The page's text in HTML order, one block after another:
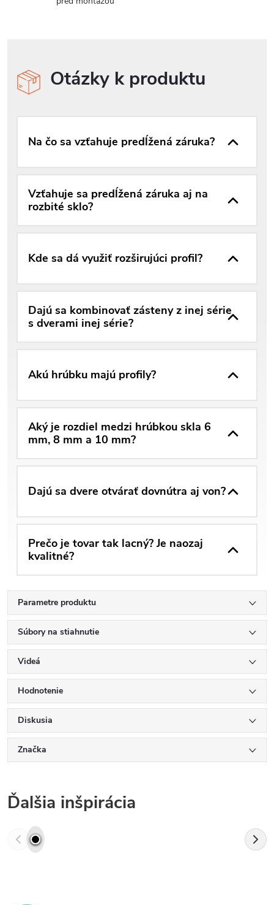
Otázky k produktu
Na čo sa vzťahuje predĺžená záruka?
Vzťahuje sa predĺžená záruka aj na
rozbité sklo?
Kde sa dá využiť rozširujúci profil?
Dajú sa kombinovať zásteny z inej série
s dverami inej série?
Akú hrúbku majú profily?
Aký je rozdiel medzi hrúbkou skla 6
mm, 8 mm a 10 mm?
Dajú sa dvere otvárať dovnútra aj von?
Prečo je tovar tak lacný? Je naozaj
kvalitné?
Parametre produktu
Súbory na stiahnutie
Videá
Hodnotenie
Diskusia
Značka
Ďalšia inšpirácia